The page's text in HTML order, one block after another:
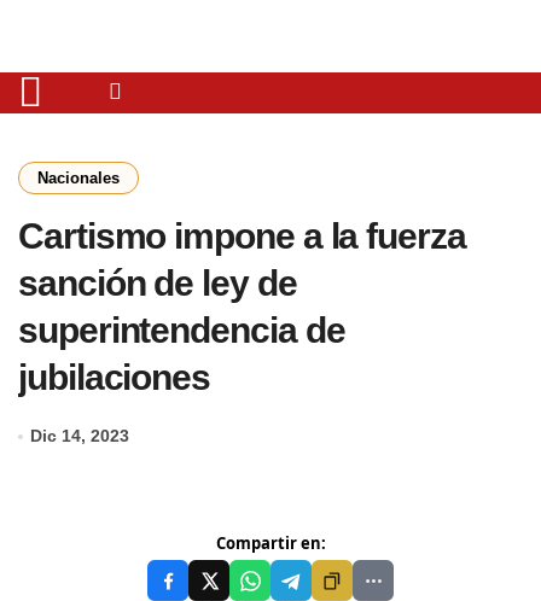
Nacionales
Cartismo impone a la fuerza
sanción de ley de
superintendencia de
jubilaciones
Dic 14, 2023
Compartir en: